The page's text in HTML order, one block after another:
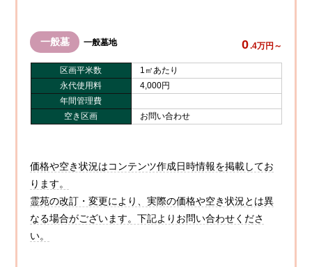
一般墓 一般墓地 0.4万円～
区画平米数
1㎡あたり
永代使用料
4,000円
年間管理費
空き区画
お問い合わせ
価格や空き状況はコンテンツ作成日時情報を掲載してお
ります。
霊苑の改訂・変更により、実際の価格や空き状況とは異
なる場合がございます。下記よりお問い合わせくださ
い。